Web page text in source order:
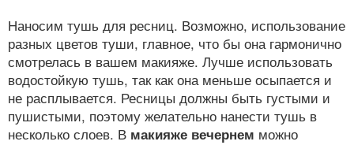
Наносим тушь для ресниц. Возможно, использование
разных цветов туши, главное, что бы она гармонично
смотрелась в вашем макияже. Лучше использовать
водостойкую тушь, так как она меньше осыпается и
не расплывается. Ресницы должны быть густыми и
пушистыми, поэтому желательно нанести тушь в
несколько слоев. В макияже вечернем можно